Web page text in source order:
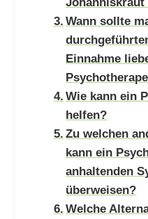
Wann sollte
Einnahme
Wie kann ein
helfen?
Zu welchen
kann ein
anhaltenden
überweisen?
Welche